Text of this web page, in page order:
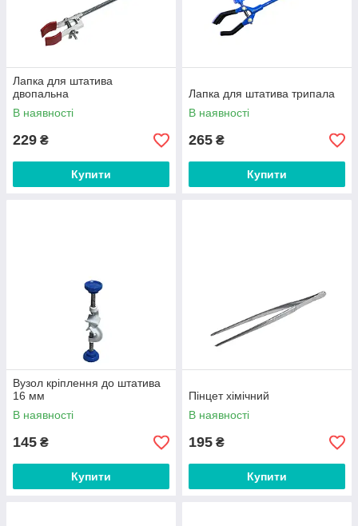
Лапка для штатива
двопальна
В наявності
229 ₴
Купити
Лапка для штатива трипала
В наявності
265 ₴
Купити
Вузол кріплення до штатива
16 мм
В наявності
145 ₴
Купити
Пінцет хімічний
В наявності
195 ₴
Купити